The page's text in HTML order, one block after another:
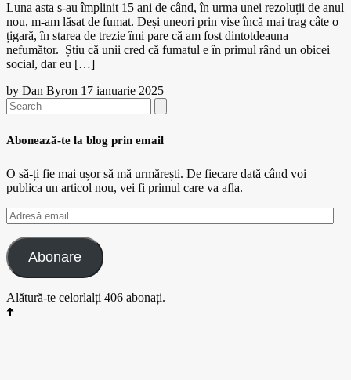
Luna asta s-au împlinit 15 ani de când, în urma unei rezoluții de anul
nou, m-am lăsat de fumat. Deși uneori prin vise încă mai trag câte o
țigară, în starea de trezie îmi pare că am fost dintotdeauna
nefumător. Știu că unii cred că fumatul e în primul rând un obicei
social, dar eu […]
by Dan Byron 17 ianuarie 2025
Search
for:
Abonează-te la blog prin email
O să-ți fie mai ușor să mă urmărești. De fiecare dată când voi
publica un articol nou, vei fi primul care va afla.
Adresă
email
Abonare
Alătură-te celorlalți 406 abonați.